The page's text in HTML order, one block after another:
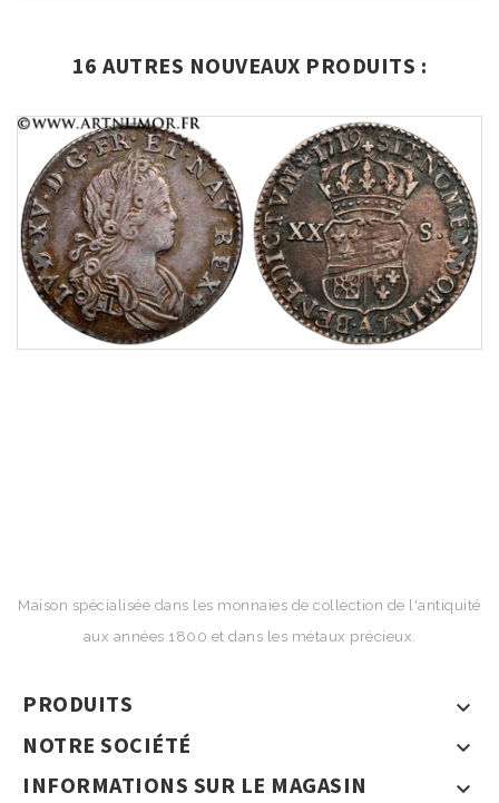
16 AUTRES NOUVEAUX PRODUITS :
Maison spécialisée dans les monnaies de collection de l'antiquité
aux années 1800 et dans les métaux précieux.
PRODUITS 
NOTRE SOCIÉTÉ 
INFORMATIONS SUR LE MAGASIN 